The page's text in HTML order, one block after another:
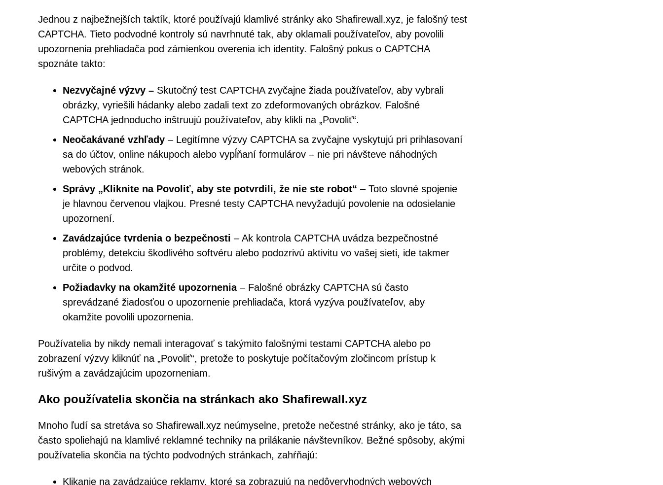
Jednou z najbežnejších taktík, ktoré používajú klamlivé stránky ako Shafirewall.xyz, je falošný test
CAPTCHA. Tieto podvodné kontroly sú navrhnuté tak, aby oklamali používateľov, aby povolili
upozornenia prehliadača pod zámienkou overenia ich identity. Falošný pokus o CAPTCHA
spoznáte takto:
Nezvyčajné výzvy – Skutočný test CAPTCHA zvyčajne žiada používateľov, aby vybrali
obrázky, vyriešili hádanky alebo zadali text zo zdeformovaných obrázkov. Falošné
CAPTCHA jednoducho inštruujú používateľov, aby klikli na „Povoliť“.
Neočakávané vzhľady – Legitímne výzvy CAPTCHA sa zvyčajne vyskytujú pri prihlasovaní
sa do účtov, online nákupoch alebo vypĺňaní formulárov – nie pri návšteve náhodných
webových stránok.
Správy „Kliknite na Povoliť, aby ste potvrdili, že nie ste robot“ – Toto slovné spojenie
je hlavnou červenou vlajkou. Presné testy CAPTCHA nevyžadujú povolenie na odosielanie
upozornení.
Zavádzajúce tvrdenia o bezpečnosti – Ak kontrola CAPTCHA uvádza bezpečnostné
problémy, detekciu škodlivého softvéru alebo podozrivú aktivitu vo vašej sieti, ide takmer
určite o podvod.
Požiadavky na okamžité upozornenia– Falošné obrázky CAPTCHA sú často
sprevádzané žiadosťou o upozornenie prehliadača, ktorá vyzýva používateľov, aby
okamžite povolili upozornenia.
Používatelia by nikdy nemali interagovať s takýmito falošnými testami CAPTCHA alebo po
zobrazení výzvy kliknúť na „Povoliť“, pretože to poskytuje počítačovým zločincom prístup k
rušivým a zavádzajúcim upozorneniam.
Ako používatelia skončia na stránkach ako Shafirewall.xyz
Mnoho ľudí sa stretáva so Shafirewall.xyz neúmyselne, pretože nečestné stránky, ako je táto, sa
často spoliehajú na klamlivé reklamné techniky na prilákanie návštevníkov. Bežné spôsoby, akými
používatelia skončia na týchto podvodných stránkach, zahŕňajú:
Klikanie na zavádzajúce reklamy, ktoré sa zobrazujú na nedôveryhodných webových